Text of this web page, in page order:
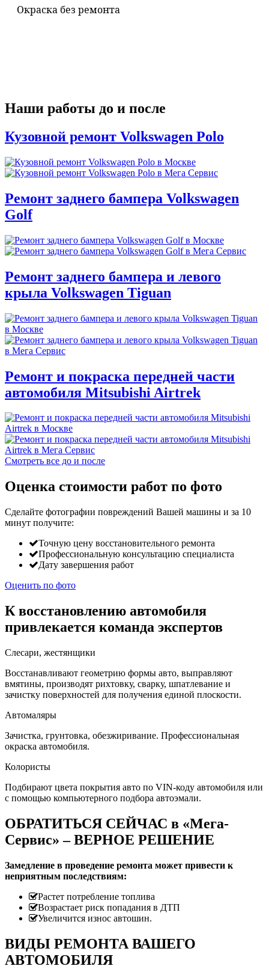
Окраска без ремонта
Наши работы до и после
Кузовной ремонт Volkswagen Polo
Ремонт заднего бампера Volkswagen
Golf
Ремонт заднего бампера и левого
крыла Volkswagen Tiguan
Ремонт и покраска передней части
автомобиля Mitsubishi Airtrek
Смотреть все до и после
Оценка стоимости работ по фото
Сделайте фотографии повреждений Вашей машины и за 10
минут получите:
Точную цену восстановительного ремонта
Профессиональную консультацию специалиста
Дату завершения работ
Оценить по фото
К восстановлению автомобиля
привлекается команда экспертов
Слесари, жестянщики
Восстанавливают геометрию формы авто, выправляют
вмятины, производят рихтовку, сварку, шпатлевание и
зачистку поверхностей для получения единой плоскости.
Автомаляры
Зачистка, грунтовка, обезжиривание. Профессиональная
окраска автомобиля.
Колористы
Подбирают цвета покрытия авто по VIN-коду автомобиля или
с помощью компьютерного подбора автоэмали.
ОБРАТИТЬСЯ СЕЙЧАС в «Мега-
Сервис» – ВЕРНОЕ РЕШЕНИЕ
Замедление в проведение ремонта может привести к
неприятным последствиям:
Растет потребление топлива
Возрастает риск попадания в ДТП
Увеличится износ автошин.
ВИДЫ РЕМОНТА ВАШЕГО
АВТОМОБИЛЯ